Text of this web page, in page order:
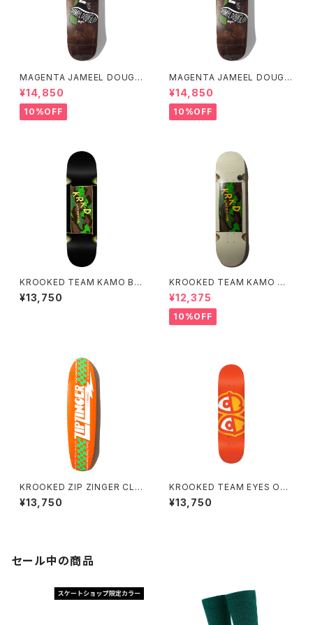
MAGENTA JAMEEL DOUGL
AS M STREET BOARD 1992
RETRO SHAPE 8.7インチ
¥14,850
10%OFF
MAGENTA JAMEEL DOUGL
AS M STREET BOARD 1992
RETRO SHAPE 8.4インチ
¥14,850
10%OFF
KROOKED TEAM KAMO BL
ACK WHEEL WELL 8.25 クル
キッド チーム カモ ホワイト ウィ
¥13,750
KROOKED TEAM KAMO WH
ITE WHEEL WELL 8.06 クル
キッド チーム カモ ホワイト ウィ
ールウェル
¥12,375
10%OFF
KROOKED ZIP ZINGER CLA
SSIC (ORENGE) 7.75インチ
クルキッド ジップ ジンガークラ
¥13,750
KROOKED TEAM EYES ORE
NGE 8.25インチ クルキッド チ
ーム アイズ オレンジ
¥13,750
セール中の商品